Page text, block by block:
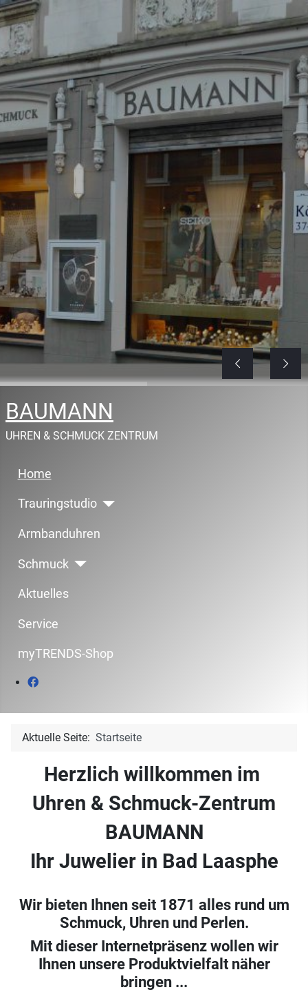
BAUMANN
UHREN & SCHMUCK ZENTRUM
Home
Trauringstudio
Armbanduhren
Schmuck
Aktuelles
Service
myTRENDS-Shop
Aktuelle Seite: Startseite
Herzlich willkommen im
Uhren & Schmuck-Zentrum
BAUMANN
Ihr Juwelier in Bad Laasphe
Wir bieten Ihnen seit 1871 alles rund um
Schmuck, Uhren und Perlen.
Mit dieser Internetpräsenz wollen wir
Ihnen unsere Produktvielfalt näher
bringen ...